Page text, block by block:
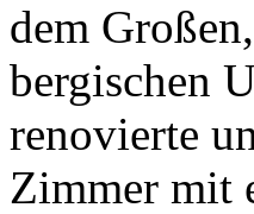
dem
bergischen
renovierte
Zimmer mit